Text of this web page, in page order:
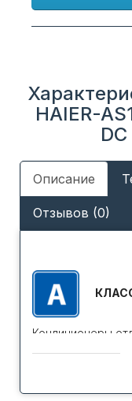
HAIER-
Описание
Отзывов (0)
Кондиционеры
энергетической
организации